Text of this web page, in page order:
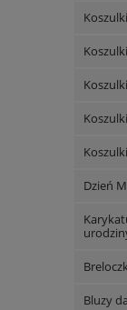
Dzień
Bluzy